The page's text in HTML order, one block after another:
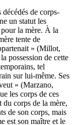
de corps-
un statut les
la mère. À la
tente de
» (Millot,
possession de cette
tel
sur lui-même. Ses
» (Marzano,
les corps de ces
du corps de la mère,
de son corps, mais
est son maître et le